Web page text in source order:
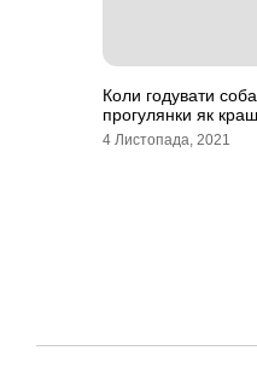
Коли годувати
прогулянки як
4 Листопада, 2021